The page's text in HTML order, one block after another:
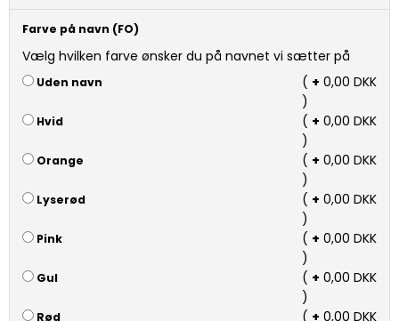
Farve på navn (FO)
Vælg hvilken farve ønsker du på navnet vi sætter på
Uden navn ( + 0,00 DKK
)
Hvid ( + 0,00 DKK
)
Orange ( + 0,00 DKK
)
Lyserød ( + 0,00 DKK
)
Pink ( + 0,00 DKK
)
Gul ( + 0,00 DKK
)
Rød ( + 0,00 DKK